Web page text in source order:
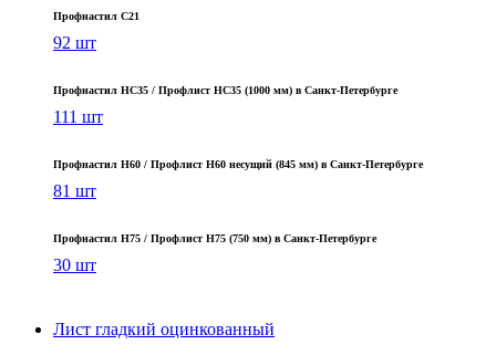
Профнастил С21
92 шт
Профнастил НС35 / Профлист НС35 (1000 мм) в Санкт‑Петербурге
111 шт
Профнастил Н60 / Профлист Н60 несущий (845 мм) в Санкт-Петербурге
81 шт
Профнастил Н75 / Профлист Н75 (750 мм) в Санкт-Петербурге
30 шт
Лист гладкий оцинкованный